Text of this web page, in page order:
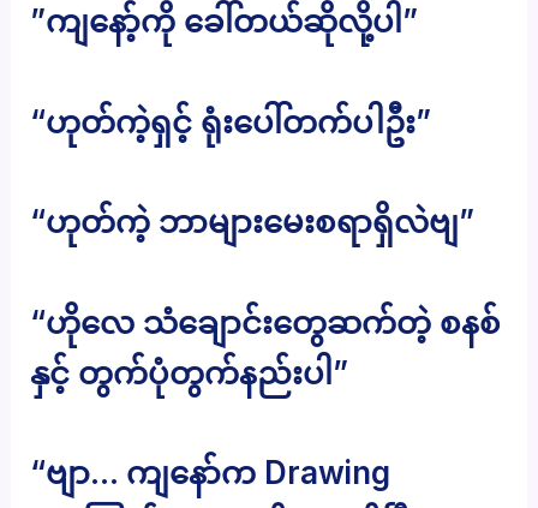
”ကျနော့်ကို ခေါ်တယ်ဆိုလို့ပါ”
“ဟုတ်ကဲ့ရှင့် ရုံးပေါ်တက်ပါဦး”
“ဟုတ်ကဲ့ ဘာများမေးစရာရှိလဲဗျ”
“ဟိုလေ သံချောင်းတွေဆက်တဲ့ စနစ်
နှင့် တွက်ပုံတွက်နည်းပါ”
“ဗျာ… ကျနော်က Drawing